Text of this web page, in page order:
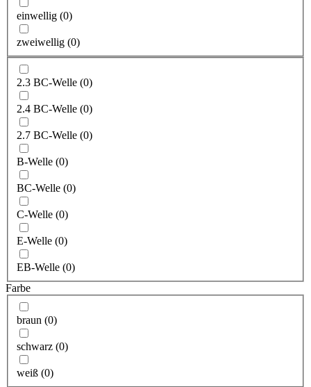
einwellig (0)
zweiwellig (0)
2.3 BC-Welle (0)
2.4 BC-Welle (0)
2.7 BC-Welle (0)
B-Welle (0)
BC-Welle (0)
C-Welle (0)
E-Welle (0)
EB-Welle (0)
Farbe
braun (0)
schwarz (0)
weiß (0)